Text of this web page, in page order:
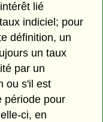
lié
indiciel; pour
définition, un
un taux
par un
ou s'il est
période pour
ci, en